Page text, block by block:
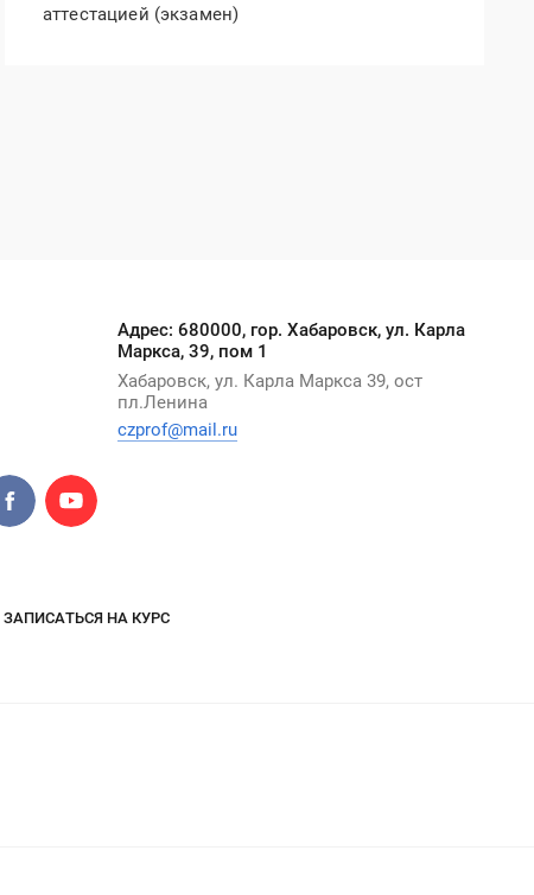
аттестацией (экзамен)
Адрес: 680000, гор. Хабаровск, ул. Карла
Маркса, 39, пом 1
Хабаровск, ул. Карла Маркса 39, ост
пл.Ленина
czprof@mail.ru
ЗАПИСАТЬСЯ НА КУРС